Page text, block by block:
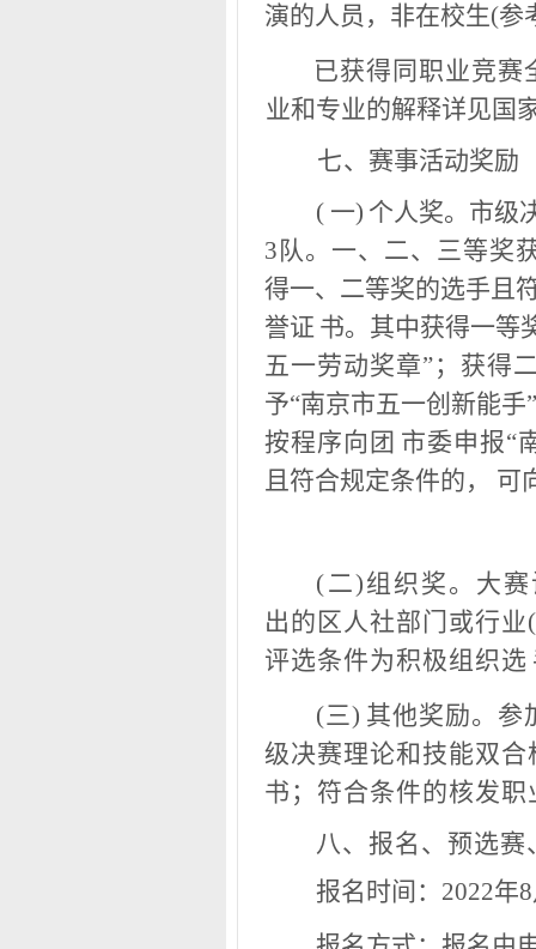
演的人员，非在校生(参
已获得同职业竞赛
业和专业的解释详见国
七、赛事活动奖励
( 一) 个人奖。市级
3队。一、二、三等奖
得一、二等奖的选手且
誉证 书。其中获得一等
五一劳动奖章”；获得
予“南京市五一创新能手
按程序向团 市委申报“
且符合规定条件的， 可
(二)组织奖。大
出的区人社部门或行
评选条件为积极组织选
(三) 其他奖励。 参
级决赛理论和技能双
书；符合条件的核发职
八、报名、预选
报名时间：2022年